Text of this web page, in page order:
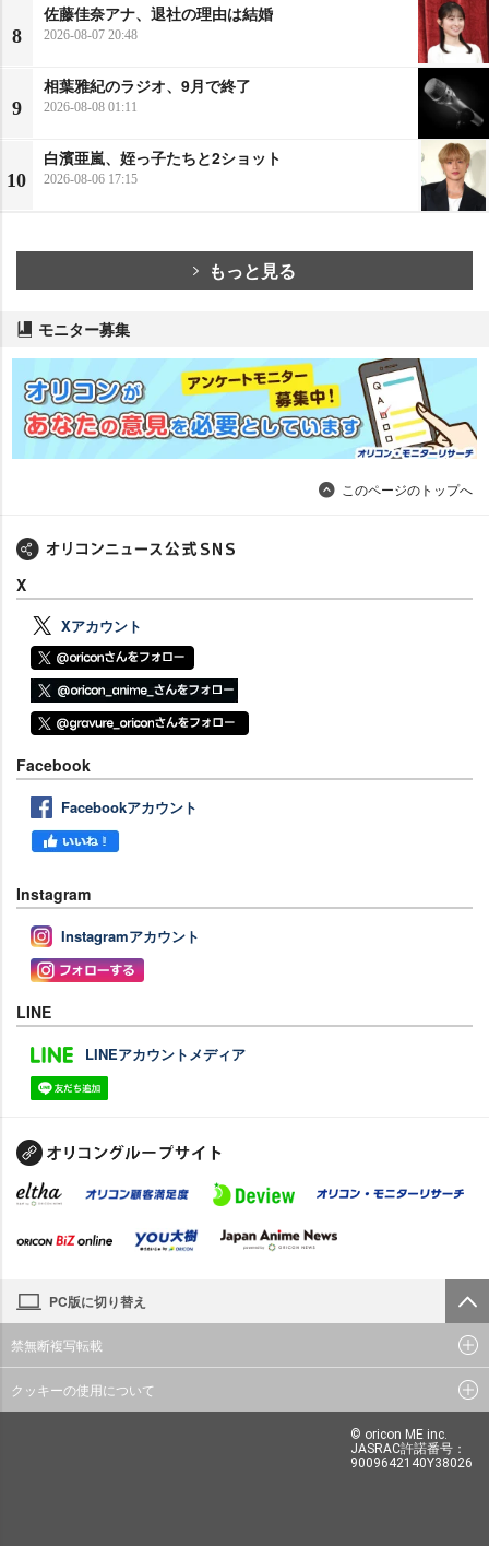
8
佐藤佳奈アナ、退社の理由は結婚
2026-08-07 20:48
9
相葉雅紀のラジオ、9月で終了
2026-08-08 01:11
10
白濱亜嵐、姪っ子たちと2ショット
2026-08-06 17:15
もっと見る
モニター募集
このページのトップへ
X
Xアカウント
Facebook
Facebookアカウント
Instagram
Instagramアカウント
LINE
LINEアカウントメディア
PC版に切り替え
禁無断複写転載
クッキーの使用について
© oricon ME inc.
JASRAC許諾番号：
9009642140Y38026